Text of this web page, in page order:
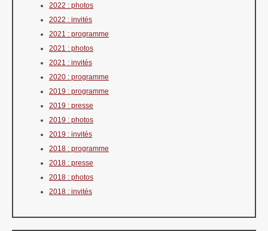
2022 : photos
2022 : invités
2021 : programme
2021 : photos
2021 : invités
2020 : programme
2019 : programme
2019 : presse
2019 : photos
2019 : invités
2018 : programme
2018 : presse
2018 : photos
2018 : invités